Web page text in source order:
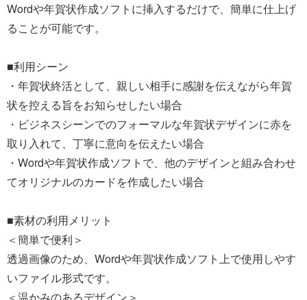
Wordや年賀状作成ソフトに挿入するだけで、簡単に仕上げ
ることが可能です。
■利用シーン
・年賀状終活として、親しい相手に感謝を伝えながら年賀
状を控える旨をお知らせしたい場合
・ビジネスシーンでのフォーマルな年賀状デザインに赤を
取り入れて、丁寧に意向を伝えたい場合
・Wordや年賀状作成ソフトで、他のデザインと組み合わせ
てオリジナルのカードを作成したい場合
■素材の利用メリット
＜簡単で便利＞
透過画像のため、Wordや年賀状作成ソフト上で使用しやす
いファイル形式です。